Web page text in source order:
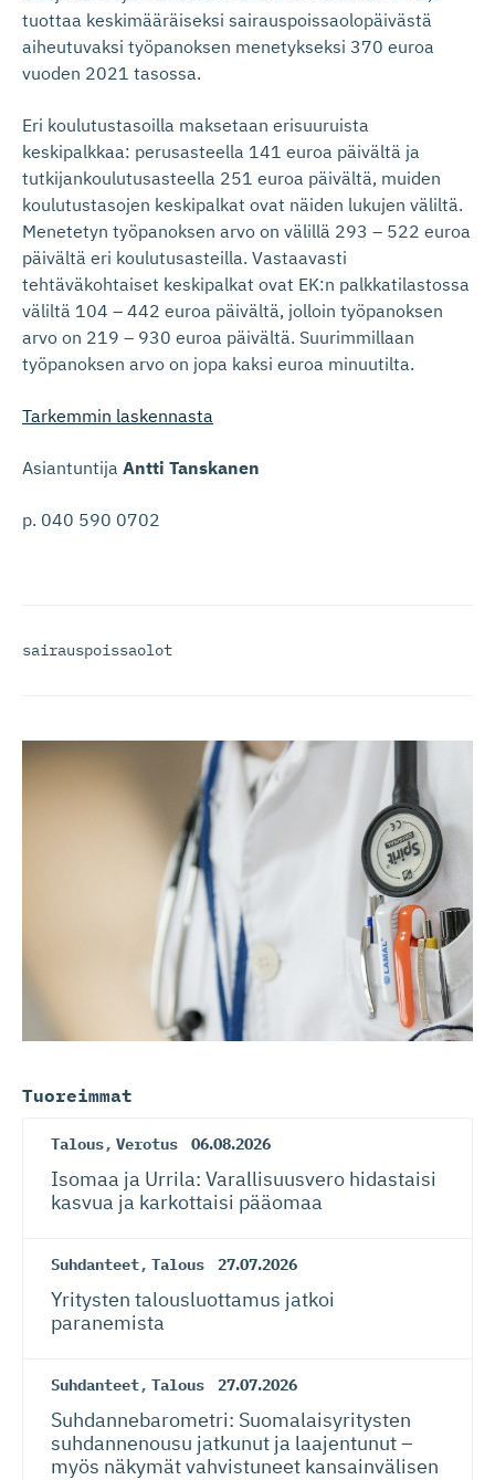
tuottaa keskimääräiseksi sairauspoissaolopäivästä
aiheutuvaksi työpanoksen menetykseksi 370 euroa
vuoden 2021 tasossa.
Eri koulutustasoilla maksetaan erisuuruista
keskipalkkaa: perusasteella 141 euroa päivältä ja
tutkijankoulutusasteella 251 euroa päivältä, muiden
koulutustasojen keskipalkat ovat näiden lukujen väliltä.
Menetetyn työpanoksen arvo on välillä 293 – 522 euroa
päivältä eri koulutusasteilla. Vastaavasti
tehtäväkohtaiset keskipalkat ovat EK:n palkkatilastossa
väliltä 104 – 442 euroa päivältä, jolloin työpanoksen
arvo on 219 – 930 euroa päivältä. Suurimmillaan
työpanoksen arvo on jopa kaksi euroa minuutilta.
Tarkemmin laskennasta
Asiantuntija Antti Tanskanen
p. 040 590 0702
sairauspoissaolot
Tuoreimmat
Talous, Verotus 06.08.2026
Isomaa ja Urrila: Varallisuusvero hidastaisi
kasvua ja karkottaisi pääomaa
Suhdanteet, Talous 27.07.2026
Yritysten talousluottamus jatkoi
paranemista
Suhdanteet, Talous 27.07.2026
Suhdanneba­ro­metri: Suomalaisy­ri­tysten
suhdannenousu jatkunut ja laajentunut –
myös näkymät vahvistuneet kansainvälisen